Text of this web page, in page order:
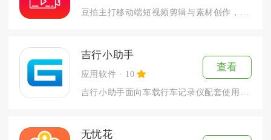
吉行小助手
应用软件 10
查看
无忧花